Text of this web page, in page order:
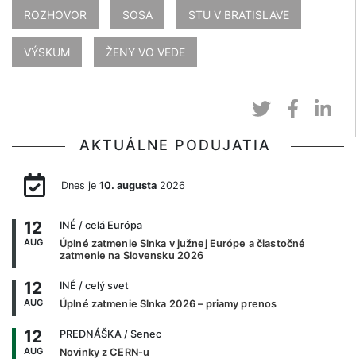
ROZHOVOR SOSA STU V BRATISLAVE
VÝSKUM ŽENY VO VEDE
AKTUÁLNE PODUJATIA
Dnes je 10. augusta2026
12
AUG
INÉ / celá Európa
Úplné zatmenie Slnka v južnej Európe a čiastočné
zatmenie na Slovensku 2026
12
AUG
INÉ / celý svet
Úplné zatmenie Slnka 2026 – priamy prenos
12
AUG
PREDNÁŠKA / Senec
Novinky z CERN-u